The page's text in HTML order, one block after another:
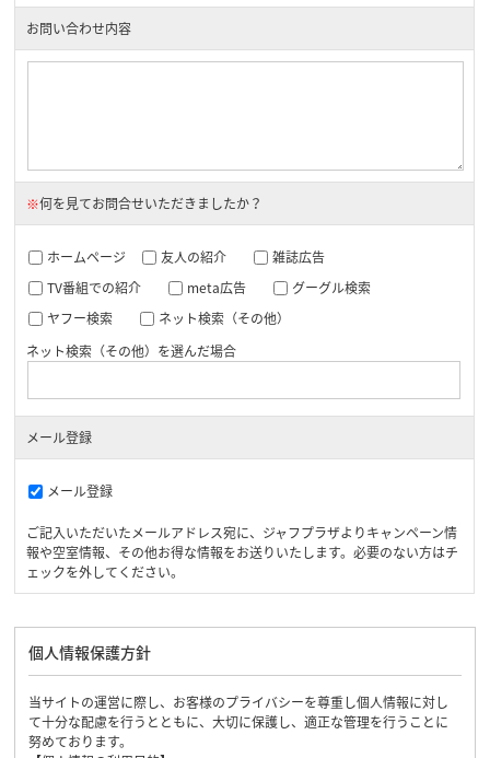
お問い合わせ内容
※何を見てお問合せいただきましたか？
ホームページ 友人の紹介
雑誌広告
TV番組での紹介
meta広告
グーグル検索
ヤフー検索
ネット検索（その他）
ネット検索（その他）を選んだ場合
メール登録
メール登録
ご記入いただいたメールアドレス宛に、ジャフプラザよりキャンペーン情
報や空室情報、その他お得な情報をお送りいたします。必要のない方はチ
ェックを外してください。
個人情報保護方針
当サイトの運営に際し、お客様のプライバシーを尊重し個人情報に対し
て十分な配慮を行うとともに、大切に保護し、適正な管理を行うことに
努めております。